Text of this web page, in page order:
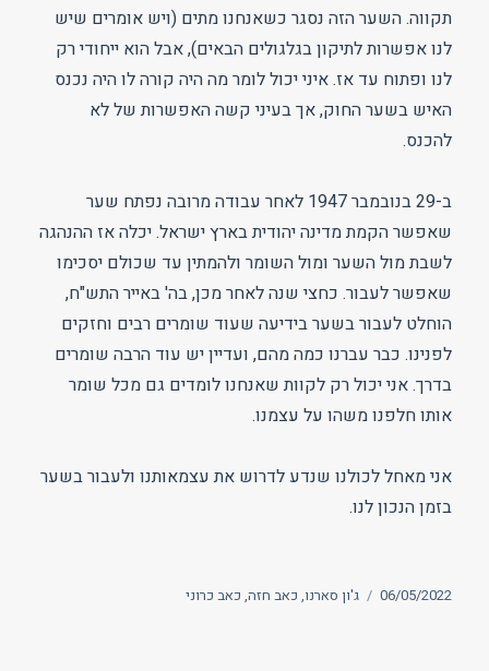
תקווה. השער הזה נסגר כשאנחנו מתים (ויש אומרים שיש
לנו אפשרות לתיקון בגלגולים הבאים), אבל הוא ייחודי רק
לנו ופתוח עד אז. איני יכול לומר מה היה קורה לו היה נכנס
האיש בשער החוק, אך בעיני קשה האפשרות של לא
להכנס.
ב-29 בנובמבר 1947 לאחר עבודה מרובה נפתח שער
שאפשר הקמת מדינה יהודית בארץ ישראל. יכלה אז ההנהגה
לשבת מול השער ומול השומר ולהמתין עד שכולם יסכימו
שאפשר לעבור. כחצי שנה לאחר מכן, בה' באייר התש"ח,
הוחלט לעבור בשער בידיעה שעוד שומרים רבים וחזקים
לפנינו. כבר עברנו כמה מהם, ועדיין יש עוד הרבה שומרים
בדרך. אני יכול רק לקוות שאנחנו לומדים גם מכל שומר
אותו חלפנו משהו על עצמנו.
אני מאחל לכולנו שנדע לדרוש את עצמאותנו ולעבור בשער
בזמן הנכון לנו.
פורסם
06/05/2022 תגיות
ג'ון סארנו, כאב חזה, כאב כרוני